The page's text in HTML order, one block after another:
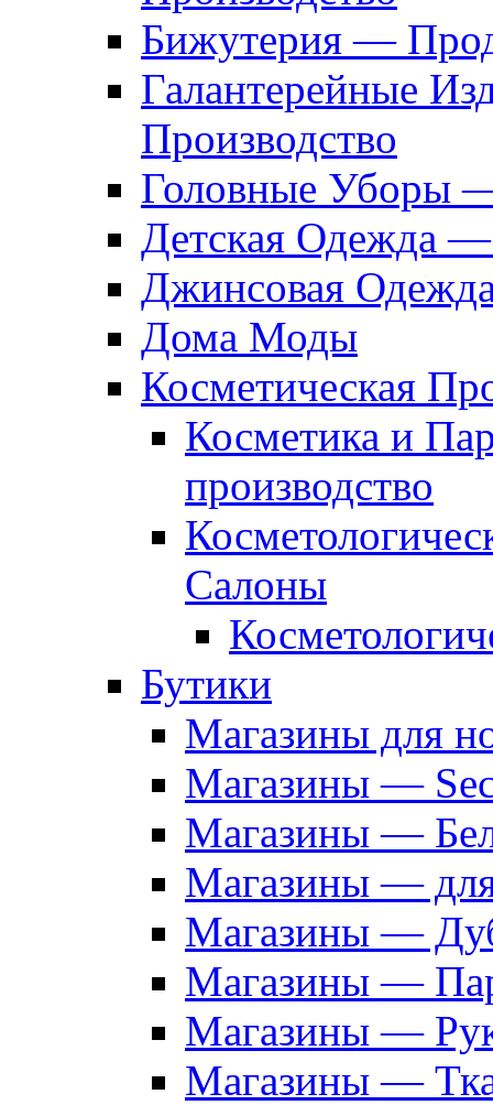
Бижутерия —
Галантерейные
Производство
Головные Уборы
Детская Одежда
Джинсовая
Дома Моды
Косметическая
Косметика и
производство
Салоны
Бутики
Магазины для
Магазины —
Магазины —
Магазины —
Магазины —
Магазины —
Магазины —
Магазины —